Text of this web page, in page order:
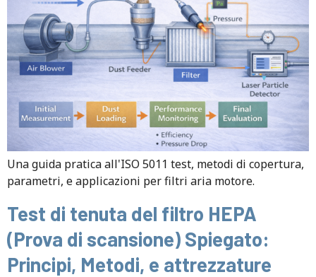
Una guida pratica all'ISO 5011 test, metodi di copertura,
parametri, e applicazioni per filtri aria motore.
Test di tenuta del filtro HEPA
(Prova di scansione) Spiegato:
Principi, Metodi, e attrezzature